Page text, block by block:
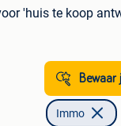
'huis te koop
Bewaar
Immo